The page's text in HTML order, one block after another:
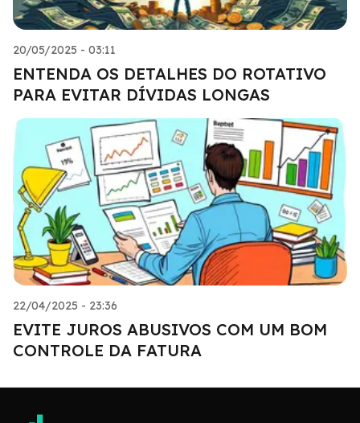
20/05/2025 - 03:11
ENTENDA OS DETALHES DO ROTATIVO
PARA EVITAR DÍVIDAS LONGAS
22/04/2025 - 23:36
EVITE JUROS ABUSIVOS COM UM BOM
CONTROLE DA FATURA